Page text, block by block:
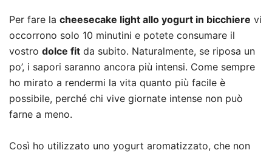
Per fare la cheesecake light allo yogurt in bicchiere vi
occorrono solo 10 minutini e potete consumare il
vostro dolce fit da subito. Naturalmente, se riposa un
po’, i sapori saranno ancora più intensi. Come sempre
ho mirato a rendermi la vita quanto più facile è
possibile, perché chi vive giornate intense non può
farne a meno.
Così ho utilizzato uno yogurt aromatizzato, che non